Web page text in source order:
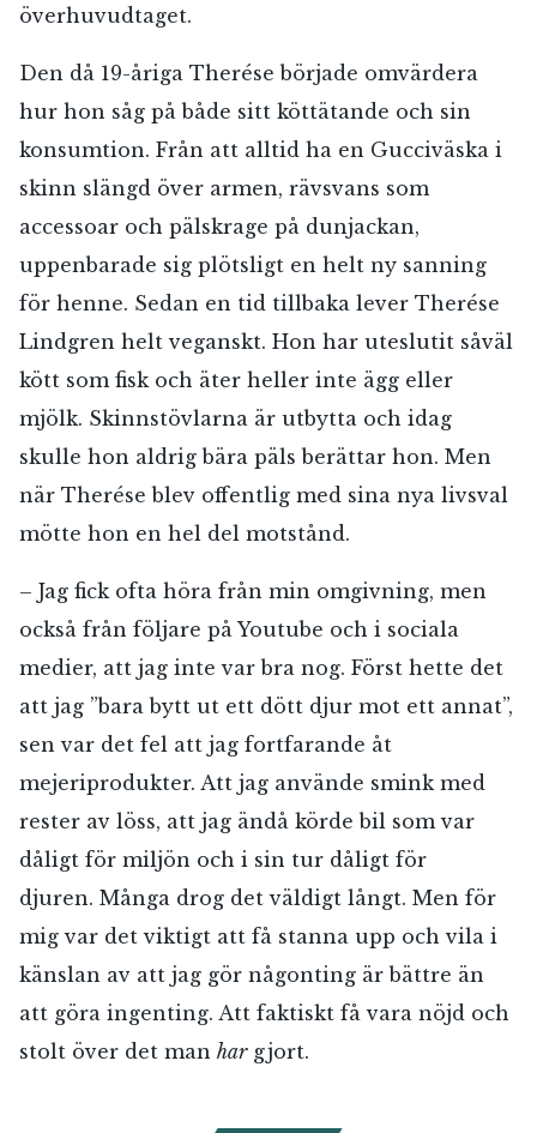
överhuvudtaget.
Den då 19-åriga Therése började omvärdera
hur hon såg på både sitt köttätande och sin
konsumtion. Från att alltid ha en Gucciväska i
skinn slängd över armen, rävsvans som
accessoar och pälskrage på dunjackan,
uppenbarade sig plötsligt en helt ny sanning
för henne. Sedan en tid tillbaka lever Therése
Lindgren helt veganskt. Hon har uteslutit såväl
kött som fisk och äter heller inte ägg eller
mjölk. Skinnstövlarna är utbytta och idag
skulle hon aldrig bära päls berättar hon. Men
när Therése blev offentlig med sina nya livsval
mötte hon en hel del motstånd.
– Jag fick ofta höra från min omgivning, men
också från följare på Youtube och i sociala
medier, att jag inte var bra nog. Först hette det
att jag ”bara bytt ut ett dött djur mot ett annat”,
sen var det fel att jag fortfarande åt
mejeriprodukter. Att jag använde smink med
rester av löss, att jag ändå körde bil som var
dåligt för miljön och i sin tur dåligt för
djuren. Många drog det väldigt långt. Men för
mig var det viktigt att få stanna upp och vila i
känslan av att jag gör någonting är bättre än
att göra ingenting. Att faktiskt få vara nöjd och
stolt över det man hargjort.